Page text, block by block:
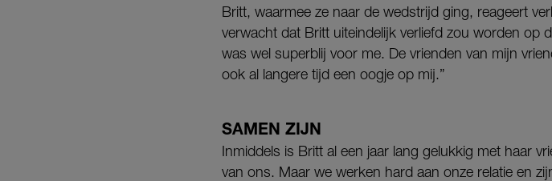
Britt, waarmee ze naar de wedstrijd ging, reageert
verwacht dat Britt uiteindelijk verliefd zou worden op
was wel superblij voor me. De vrienden van mijn
ook al langere tijd een oogje op mij.”
SAMEN ZIJN
Inmiddels is Britt al een jaar lang gelukkig met haar
van ons. Maar we werken hard aan onze relatie en